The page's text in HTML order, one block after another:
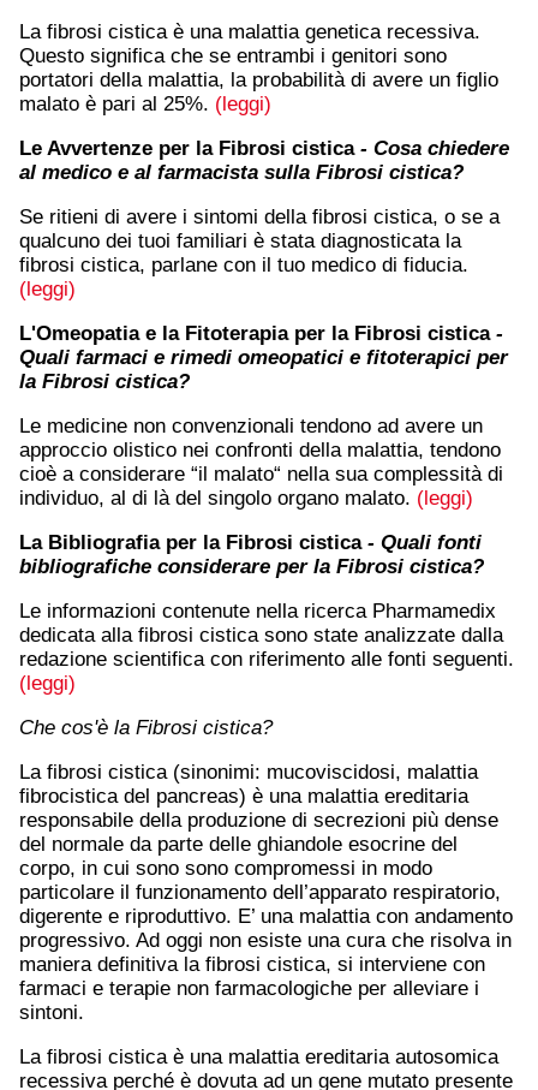
La fibrosi cistica è una malattia genetica recessiva.
Questo significa che se entrambi i genitori sono
portatori della malattia, la probabilità di avere un figlio
malato è pari al 25%. (leggi)
Le Avvertenze per la Fibrosi cistica - Cosa chiedere
al medico e al farmacista sulla Fibrosi cistica?
Se ritieni di avere i sintomi della fibrosi cistica, o se a
qualcuno dei tuoi familiari è stata diagnosticata la
fibrosi cistica, parlane con il tuo medico di fiducia.
(leggi)
L'Omeopatia e la Fitoterapia per la Fibrosi cistica -
Quali farmaci e rimedi omeopatici e fitoterapici per
la Fibrosi cistica?
Le medicine non convenzionali tendono ad avere un
approccio olistico nei confronti della malattia, tendono
cioè a considerare “il malato“ nella sua complessità di
individuo, al di là del singolo organo malato. (leggi)
La Bibliografia per la Fibrosi cistica - Quali fonti
bibliografiche considerare per la Fibrosi cistica?
Le informazioni contenute nella ricerca Pharmamedix
dedicata alla fibrosi cistica sono state analizzate dalla
redazione scientifica con riferimento alle fonti seguenti.
(leggi)
Che cos'è la Fibrosi cistica?
La fibrosi cistica (sinonimi: mucoviscidosi, malattia
fibrocistica del pancreas) è una malattia ereditaria
responsabile della produzione di secrezioni più dense
del normale da parte delle ghiandole esocrine del
corpo, in cui sono sono compromessi in modo
particolare il funzionamento dell’apparato respiratorio,
digerente e riproduttivo. E’ una malattia con andamento
progressivo. Ad oggi non esiste una cura che risolva in
maniera definitiva la fibrosi cistica, si interviene con
farmaci e terapie non farmacologiche per alleviare i
sintoni.
La fibrosi cistica è una malattia ereditaria autosomica
recessiva perché è dovuta ad un gene mutato presente